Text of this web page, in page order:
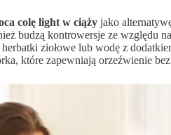
colę light w ciąży jako
budzą kontrowersje ze względu
ziołowe lub wodę z
które zapewniają orzeźwienie